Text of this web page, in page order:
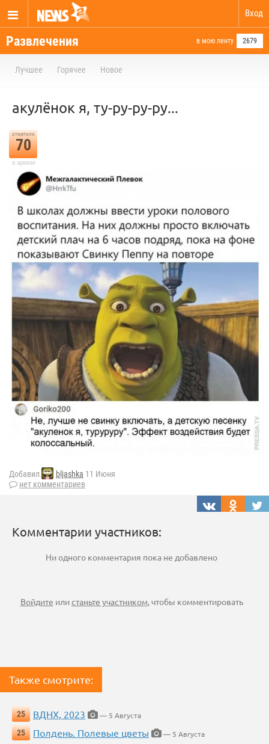
Вход
Развлечения в мою ленту 2679
Лучшее Горячее Новое
акулёнок я, ту-ру-ру-ру...
отметили
70
в архиве
Добавил bljashka 11 Июня
нет комментариев
Комментарии участников:
Ни одного комментария пока не добавлено
Войдите илистаньте участником, чтобы комментировать
Также смотрите:
25 ВДНХ, 2023
— 5 Августа
25
Полдень. Полевые цветы
— 5 Августа